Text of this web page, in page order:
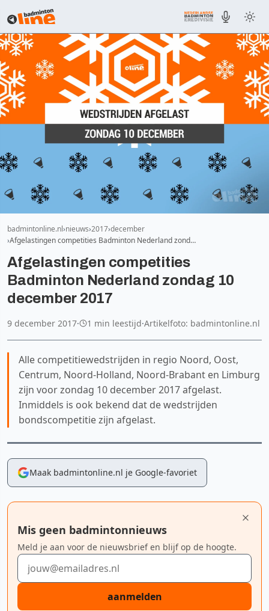
badmintonline.nl nieuws 2017 december
Afgelastingen competities Badminton Nederland zond…
Afgelastingen competities
Badminton Nederland zondag 10
december 2017
9 december 2017· 1 min leestijd·Artikelfoto: badmintonline.nl
Alle competitiewedstrijden in regio Noord, Oost,
Centrum, Noord-Holland, Noord-Brabant en Limburg
zijn voor zondag 10 december 2017 afgelast.
Inmiddels is ook bekend dat de wedstrijden
bondscompetitie zijn afgelast.
Maak badmintonline.nl je Google-favoriet
Mis geen badmintonnieuws
Meld je aan voor de nieuwsbrief en blijf op de hoogte.
E-mailadres
aanmelden